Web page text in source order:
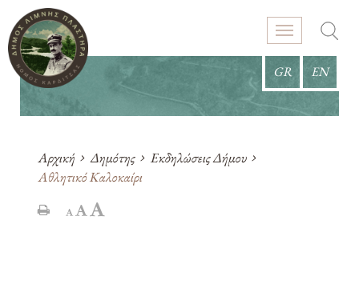
GR EN
Αρχική Δημότης
Εκδηλώσεις Δήμου
Αθλητικό Καλοκαίρι